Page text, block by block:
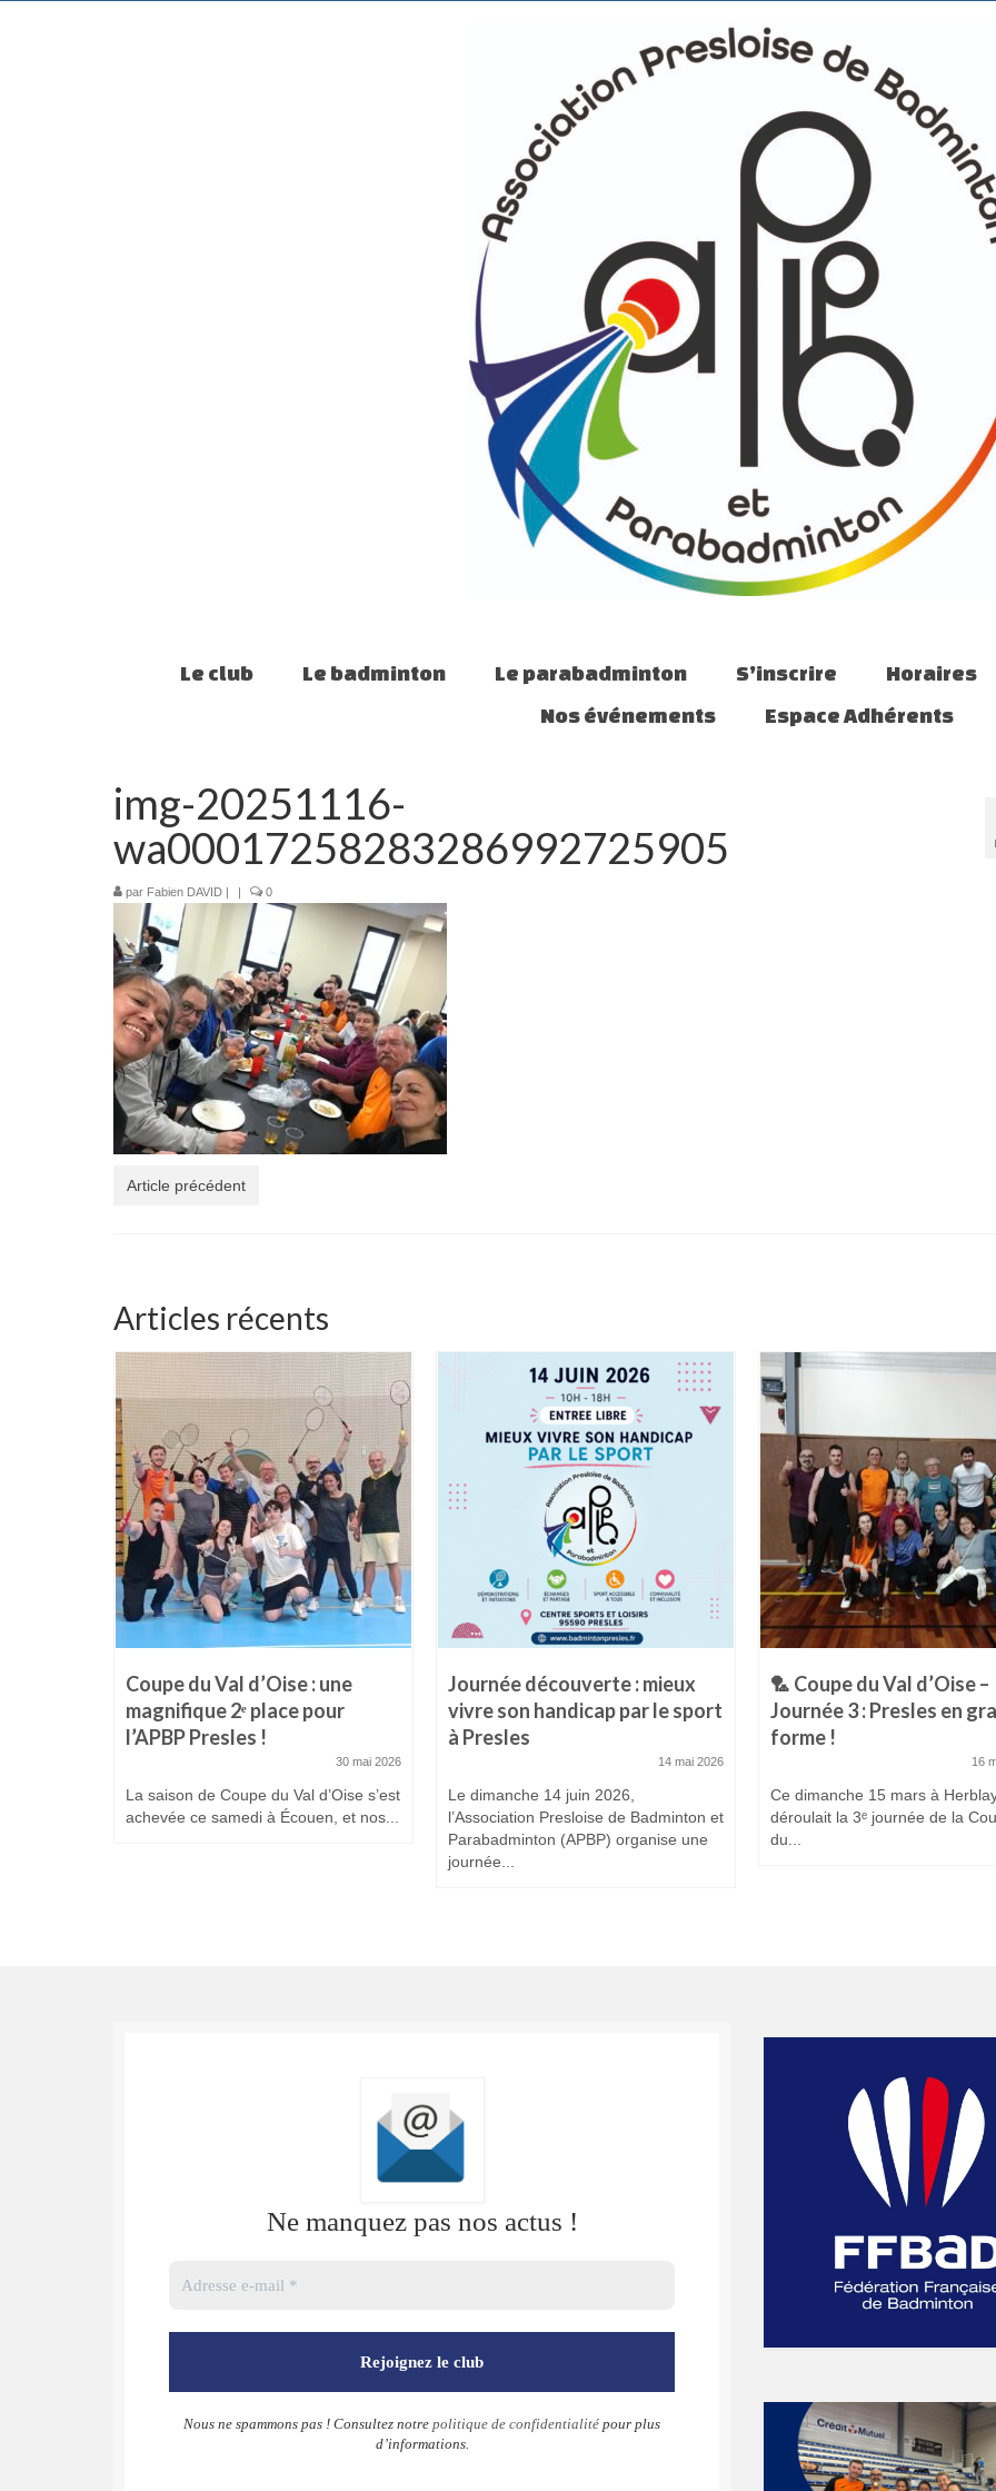
Le club Le badminton Le parabadminton S’inscrire Horaires
Nos événements
Espace Adhérents
img-20251116-
wa00017258283286992725905
par Fabien DAVID | | 0
Article précédent
Articles récents
Coupe du Val d’Oise : une
magnifique 2ᵉ place pour
l’APBP Presles !
30 mai 2026
La saison de Coupe du Val d’Oise s’est
achevée ce samedi à Écouen, et nos...
Journée découverte : mieux
vivre son handicap par le sport
à Presles
14 mai 2026
Le dimanche 14 juin 2026,
l’Association Presloise de Badminton et
Parabadminton (APBP) organise une
journée...
🏸 Coupe du Val d’Oise –
Journée 3 : Presles en
forme !
16
Ce dimanche 15 mars à
déroulait la 3ᵉ journée de la
du...
Ne manquez pas nos actus !
Nous ne spammons pas ! Consultez notre politique de confidentialité pour plus
d’informations.